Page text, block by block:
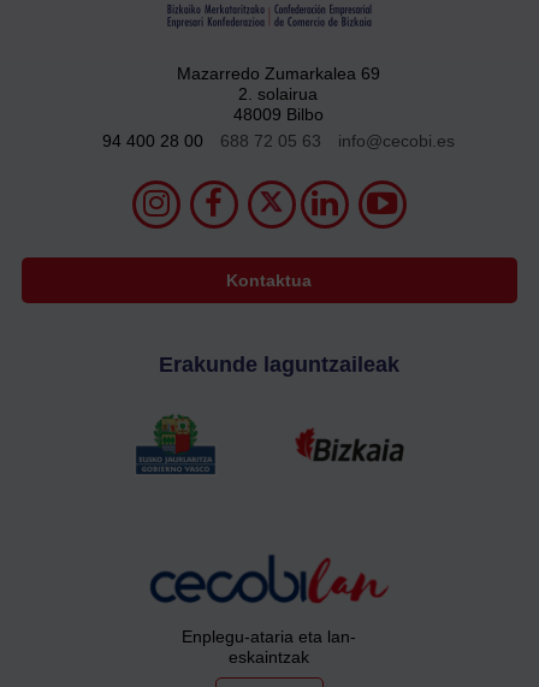
Mazarredo Zumarkalea 69
2. solairua
48009 Bilbo
94 400 28 00
688 72 05 63 info@cecobi.es
Kontaktua
Erakunde laguntzaileak
Enplegu-ataria eta lan-
eskaintzak